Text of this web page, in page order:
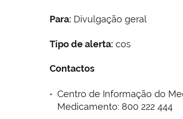
Para: Divulgação geral
Tipo de alerta: cos
Contactos
Centro de Informação do
Medicamento: 800 222 444